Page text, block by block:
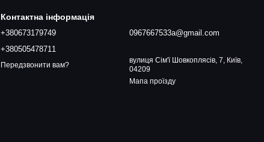
Контактна інформація
+380673179749
+380505478711
Передзвонити вам?
0967667533a@gmail.com
вулиця Сім'ї Шовкоплясів, 7, Київ,
04209
Мапа проїзду